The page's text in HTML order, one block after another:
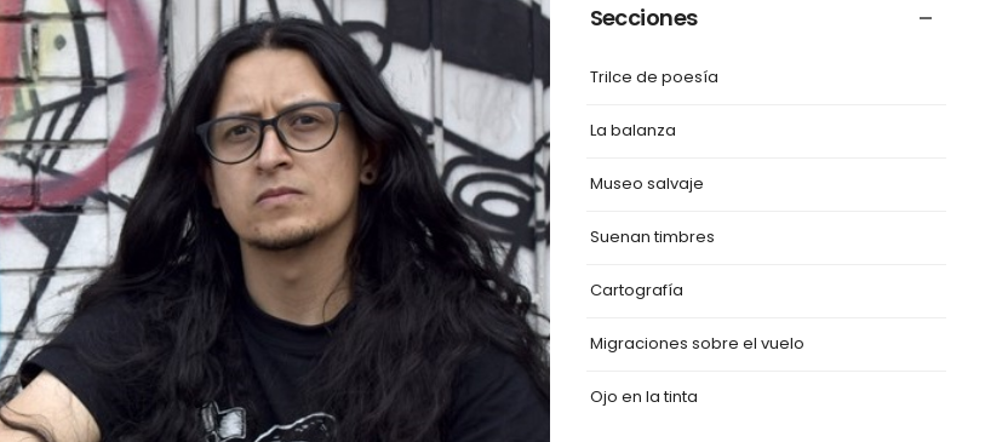
Secciones
Trilce de poesía
La balanza
Museo salvaje
Suenan timbres
Cartografía
Migraciones sobre el vuelo
Ojo en la tinta